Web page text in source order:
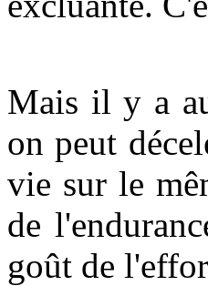
Mais il y a
on peut
vie sur le
de
goût de